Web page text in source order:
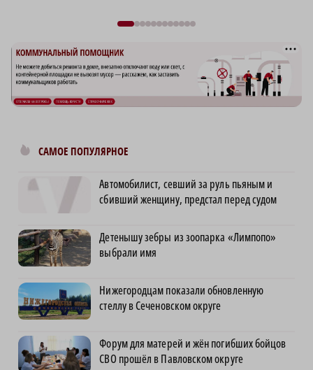
САМОЕ ПОПУЛЯРНОЕ
Автомобилист, севший за руль пьяным и
сбивший женщину, предстал перед судом
Детенышу зебры из зоопарка «Лимпопо»
выбрали имя
Нижегородцам показали обновленную
стеллу в Сеченовском округе
Форум для матерей и жён погибших бойцов
СВО прошёл в Павловском округе